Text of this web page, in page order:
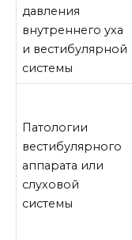
давления
внутреннего уха
и вестибулярной
системы
Патологии
вестибулярного
аппарата или
слуховой
системы